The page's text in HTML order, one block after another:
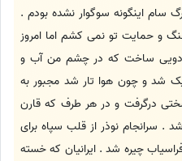
سام اینگونه سوگوار نشده بودم .
و حمایت تو نمی کشم اما امروز
ساخت که در چشم من آب و
شد و چون هوا تار شد مجبور به
درگرفت و در هر طرف که قارن
. سرانجام نوذر از قلب سپاه برای
چیره شد . ایرانیان که خسته